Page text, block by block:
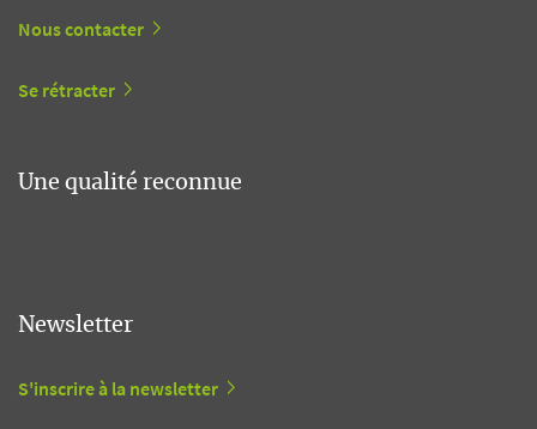
Nous contacter
Se rétracter
Une qualité reconnue
Newsletter
S'inscrire à la newsletter